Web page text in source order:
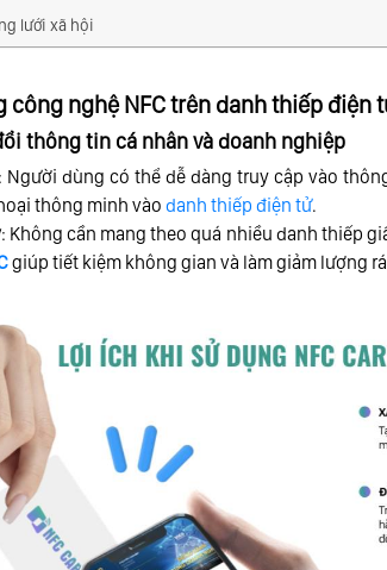
lưới xã hội
công nghệ NFC trên danh thiếp điện
thông tin cá nhân và doanh nghiệp
: Người dùng có thể dễ dàng truy cập vào
thông minh vào danh thiếp điện tử.
: Không cần mang theo quá nhiều danh thiếp
giúp tiết kiệm không gian và làm giảm lượng